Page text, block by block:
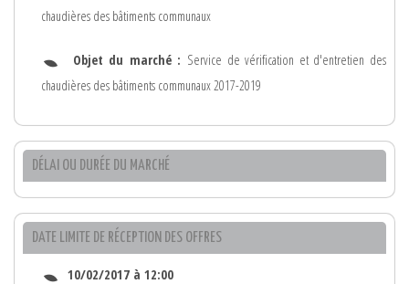
chaudières des bâtiments communaux
Objet du marché : Service de vérification et d'entretien des
chaudières des bâtiments communaux 2017-2019
DÉLAI OU DURÉE DU MARCHÉ
DATE LIMITE DE RÉCEPTION DES OFFRES
10/02/2017 à 12:00